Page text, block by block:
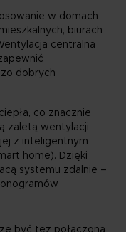
w domach
biurach
centralna
dobrych
co znacznie
zaletą wentylacji
z inteligentnym
home). Dzięki
systemu zdalnie –
być też połączona